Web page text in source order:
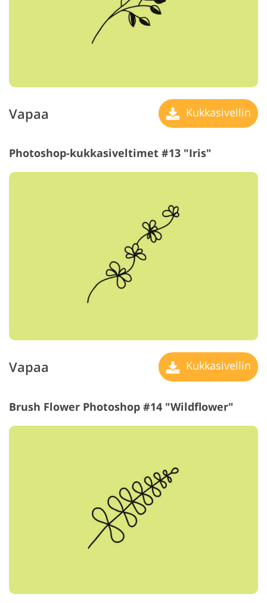
Vapaa Kukkasivellin
Photoshop-kukkasiveltimet #13 "Iris"
Vapaa Kukkasivellin
Brush Flower Photoshop #14 "Wildflower"